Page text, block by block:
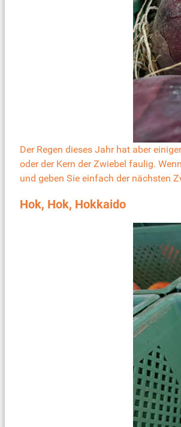
Der Regen dieses Jahr hat aber
oder der Kern der Zwiebel faulig.
und geben Sie einfach der nächsten
Hok, Hok, Hokkaido